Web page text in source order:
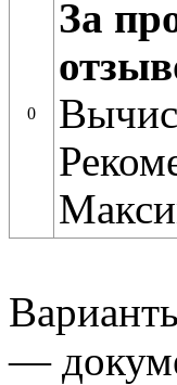
0
За
—